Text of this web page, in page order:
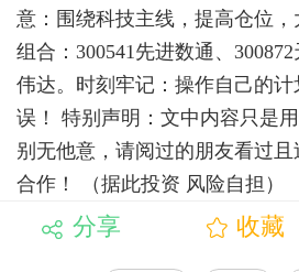
意：围绕科技主线，提高仓位
组合：300541先进数通、
伟达。时刻牢记：操作自己的
误！ 特别声明：文中内容只是
别无他意，请阅过的朋友看过
合作！ （据此投资 风险自担）
分享 收藏